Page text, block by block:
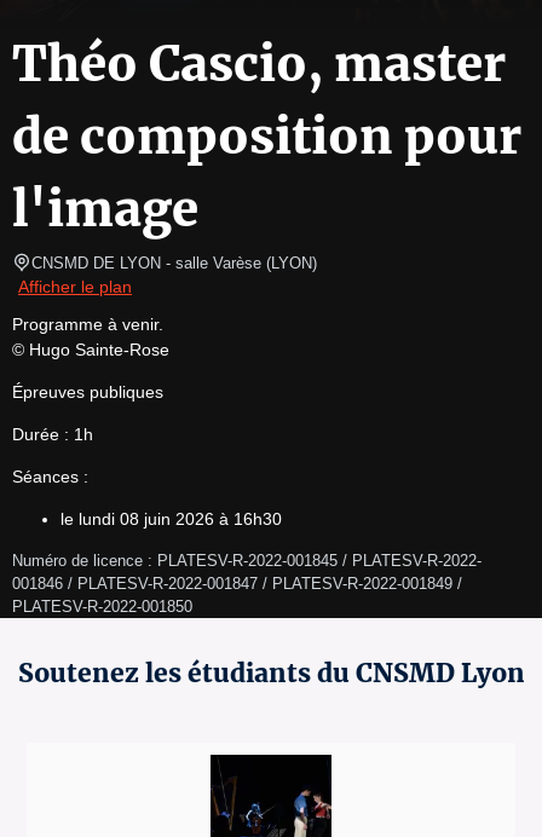
Théo Cascio, master
de composition pour
l'image
CNSMD DE LYON - salle Varèse (LYON)
Afficher le plan
Programme à venir.
© Hugo Sainte-Rose
Épreuves publiques
Durée : 1h
Séances :
le lundi 08 juin 2026 à 16h30
Numéro de licence : PLATESV-R-2022-001845 / PLATESV-R-2022-
001846 / PLATESV-R-2022-001847 / PLATESV-R-2022-001849 /
PLATESV-R-2022-001850
Soutenez les étudiants du CNSMD Lyon